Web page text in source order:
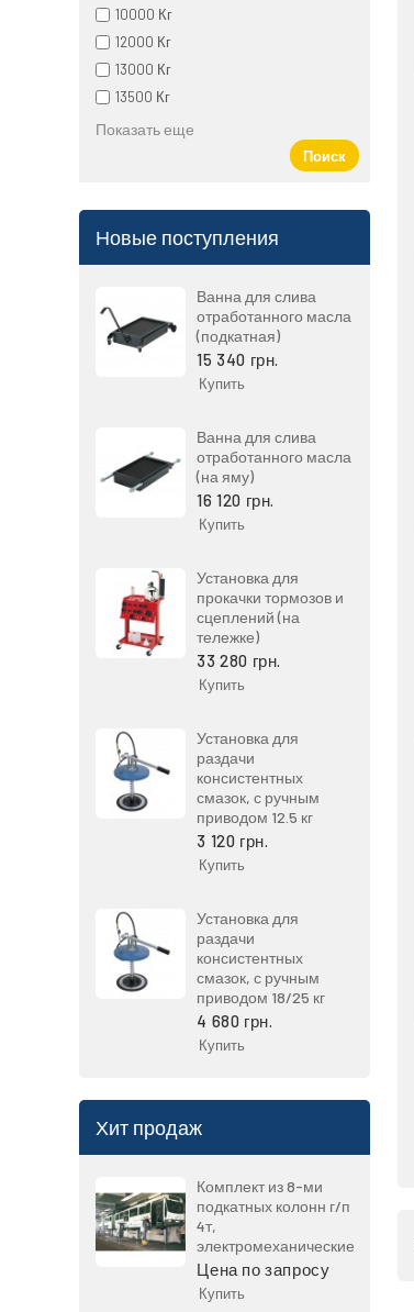
10000 Кг
12000 Кг
13000 Кг
13500 Кг
Показать еще
Поиск
Новые поступления
Ванна для слива
отработанного масла
(подкатная)
15 340 грн.
Купить
Ванна для слива
отработанного масла
(на яму)
16 120 грн.
Купить
Установка для
прокачки тормозов и
сцеплений (на
тележке)
33 280 грн.
Купить
Установка для
раздачи
консистентных
смазок, с ручным
приводом 12.5 кг
3 120 грн.
Купить
Установка для
раздачи
консистентных
смазок, с ручным
приводом 18/25 кг
4 680 грн.
Купить
Хит продаж
Комплект из 8-ми
подкатных колонн г/п
4т,
электромеханические
Цена по запросу
Купить